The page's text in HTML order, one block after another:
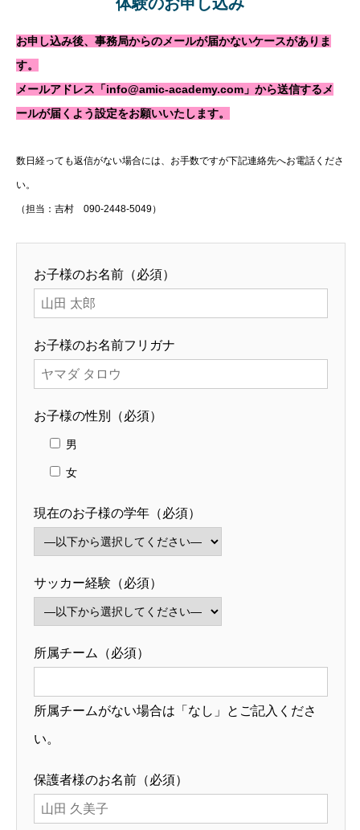
お申し込み後、事務局からのメールが届かないケースがありま
す。
メールアドレス「info@amic-academy.com」から送信するメ
ールが届くよう設定をお願いいたします。
数日経っても返信がない場合には、お手数ですが下記連絡先へお電話くださ
い。
（担当：吉村 090-2448-5049）
お子様のお名前（必須）
お子様のお名前フリガナ
お子様の性別（必須）
男
女
現在のお子様の学年（必須）
サッカー経験（必須）
所属チーム（必須）
所属チームがない場合は「なし」とご記入くださ
い。
保護者様のお名前（必須）